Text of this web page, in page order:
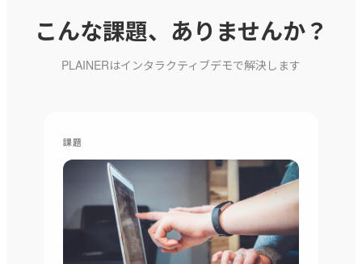
こんな課題、ありませんか？
PLAINERはインタラクティブデモで解決します
課題